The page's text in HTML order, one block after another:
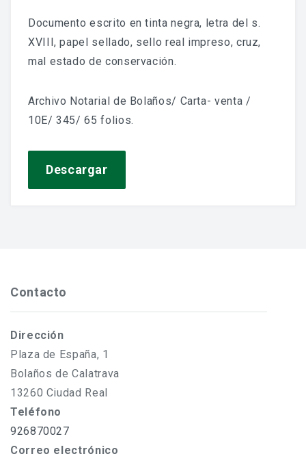
Memorias Vivas
Estudios De Historia Y Patrimonio
Estudios Socioeconómicos
Catálogo De La Iglesia San Felipe Y Santiago
Documento escrito en tinta negra, letra del s.
XVIII, papel sellado, sello real impreso, cruz,
mal estado de conservación.
Archivo Notarial de Bolaños/ Carta- venta /
10E/ 345/ 65 folios.
Descargar
Contacto
Dirección
Plaza de España, 1
Bolaños de Calatrava
13260 Ciudad Real
Teléfono
926870027
Correo electrónico